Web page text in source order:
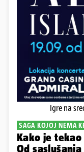
Igre na
SAGA KOJOJ NEMA
Kako je tekao
Od